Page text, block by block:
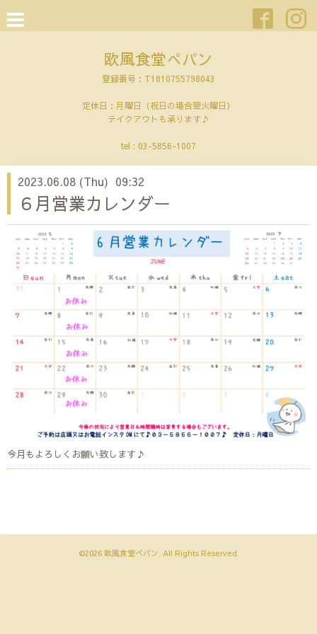
欧風食堂ぺパン
登録番号：T1810755798043
定休日：月曜日（祝日の場合翌火曜日）
テイクアウトも承ります♪
tel : 03-5856-1007
2023.06.08 (Thu) 09:32
６月営業カレンダー
今月もよろしくお願い致します♪
©2026 欧風食堂ぺパン. All Rights Reserved.